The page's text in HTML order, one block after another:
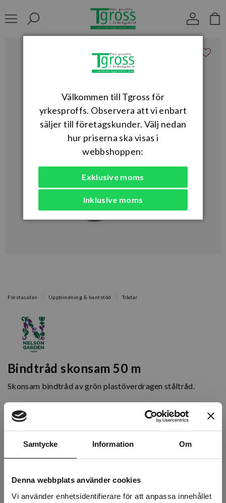
Samtycke Information Om
Denna webbplats använder cookies
Vi använder enhetsidentifierare för att anpassa innehållet
Förstasidan Uppbindning & kantstöd Trådar
Bindtråd skonsam 50 m
Skonsam bindtråd av grön plastöverdragen ståltråd.
Finns i lager (22 st)
36 kr
Lägg i varukorgen
Välkommen till Tgross för
yrkesproffs. Observera att vi enbart
säljer till företagskunder. Välj nedan
hur priserna ska visas i
webbshoppen:
Exklusive moms
Inklusive moms